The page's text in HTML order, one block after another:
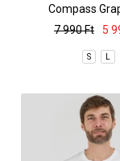
Compass
7 990 Ft
5
S L